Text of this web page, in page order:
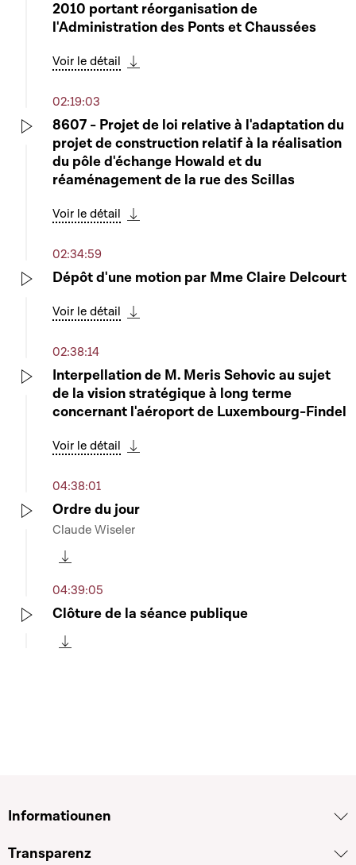
2010 portant réorganisation de
l'Administration des Ponts et Chaussées
Voir le détail
02:19:03
8607 - Projet de loi relative à l'adaptation du
projet de construction relatif à la réalisation
du pôle d'échange Howald et du
réaménagement de la rue des Scillas
Voir le détail
02:34:59
Dépôt d'une motion par Mme Claire Delcourt
Voir le détail
02:38:14
Interpellation de M. Meris Sehovic au sujet
de la vision stratégique à long terme
concernant l'aéroport de Luxembourg-Findel
Voir le détail
04:38:01
Ordre du jour
Claude Wiseler
04:39:05
Clôture de la séance publique
Informatiounen
Transparenz